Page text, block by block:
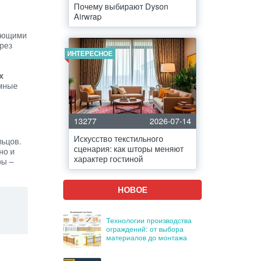
и
–
Почему выбирают Dyson
Airwrap
ИНТЕРЕСНОЕ
13277
2026-07-14
Искусство текстильного
сценария: как шторы меняют
характер гостиной
НОВОЕ
Технологии производства
ограждений: от выбора
материалов до монтажа